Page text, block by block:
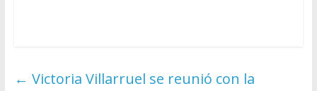
← Victoria Villarruel se reunió con la